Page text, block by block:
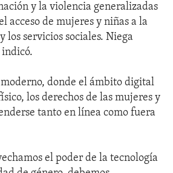
y la violencia generalizadas
acceso de mujeres y niñas a la
los servicios sociales. Niega
indicó.
donde el ámbito digital
los derechos de las mujeres y
tanto en línea como fuera
el poder de la tecnología